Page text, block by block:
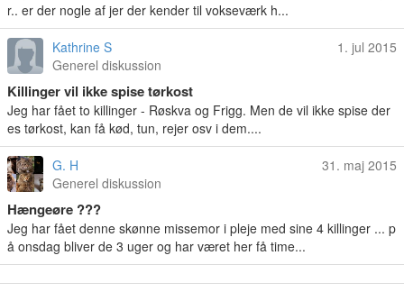
r.. er der nogle af jer der kender til vokseværk h...
Kathrine S
Generel diskussion
1. jul 2015
Killinger vil ikke spise tørkost
Jeg har fået to killinger - Røskva og Frigg. Men de vil ikke spise der
es tørkost, kan få kød, tun, rejer osv i dem....
G. H
Generel diskussion
31. maj 2015
Hængeøre ???
Jeg har fået denne skønne missemor i pleje med sine 4 killinger ... p
å onsdag bliver de 3 uger og har været her få time...